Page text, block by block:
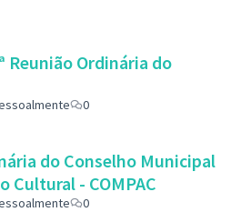
Reunião Ordinária do
0
do Conselho Municipal
Cultural - COMPAC
0